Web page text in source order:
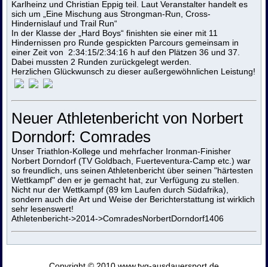
Karlheinz und Christian Eppig teil. Laut Veranstalter handelt es
sich um „Eine Mischung aus Strongman-Run, Cross-
Hindernislauf und Trail Run“
In der Klasse der „Hard Boys“ finishten sie einer mit 11
Hindernissen pro Runde gespickten Parcours gemeinsam in
einer Zeit von 2:34:15/2:34:16 h auf den Plätzen 36 und 37.
Dabei mussten 2 Runden zurückgelegt werden.
Herzlichen Glückwunsch zu dieser außergewöhnlichen Leistung!
Neuer Athletenbericht von Norbert
Dorndorf: Comrades
Unser Triathlon-Kollege und mehrfacher Ironman-Finisher
Norbert Dorndorf (TV Goldbach, Fuerteventura-Camp etc.) war
so freundlich, uns seinen Athletenbericht über seinen "härtesten
Wettkampf" den er je gemacht hat, zur Verfügung zu stellen.
Nicht nur der Wettkampf (89 km Laufen durch Südafrika),
sondern auch die Art und Weise der Berichterstattung ist wirklich
sehr lesenswert!
Athletenbericht->2014->ComradesNorbertDorndorf1406